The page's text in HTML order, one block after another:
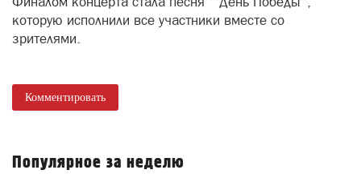
которую исполнили все участники вместе со
зрителями.
Комментировать
Популярное за неделю